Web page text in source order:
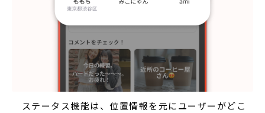
ステータス機能は、位置情報を元にユーザーがどこ